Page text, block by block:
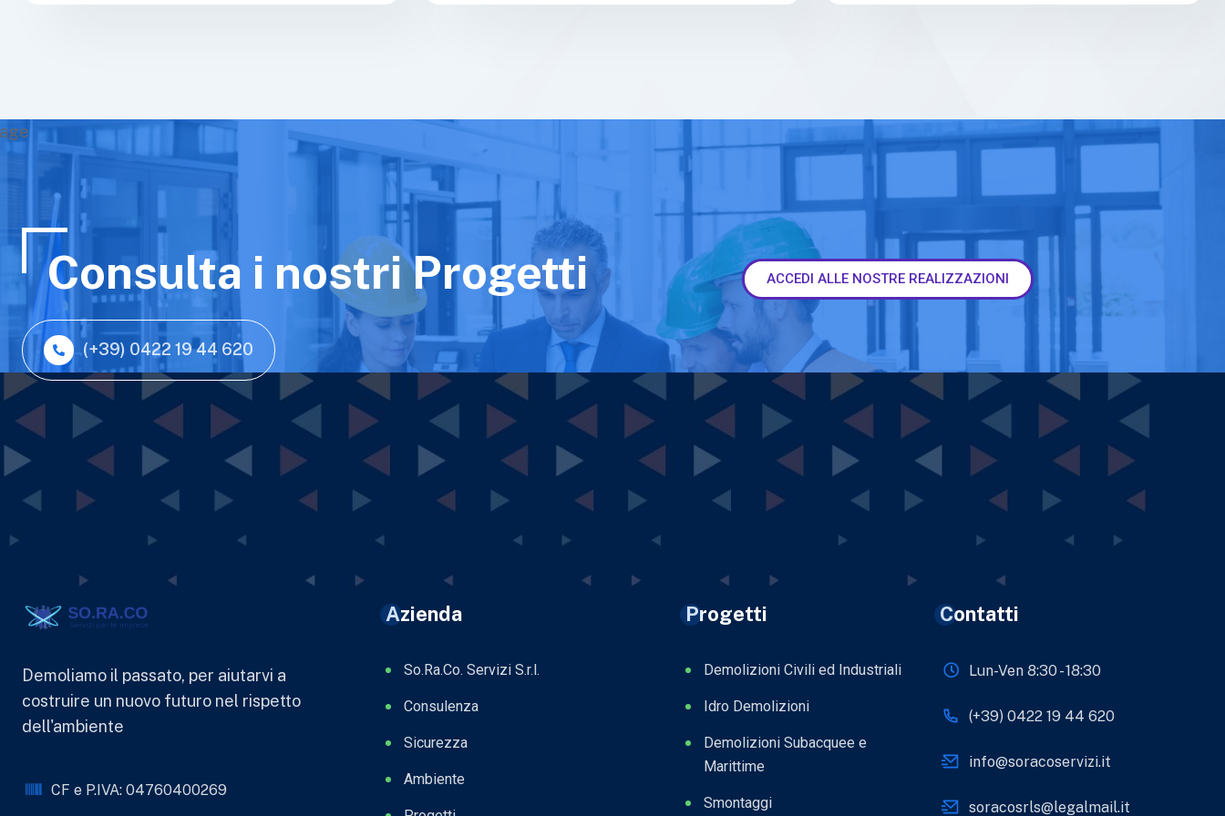
Consulta i nostri Progetti
(+39) 0422 19 44 620
ACCEDI ALLE NOSTRE REALIZZAZIONI
Demoliamo il passato, per aiutarvi a
costruire un nuovo futuro nel rispetto
dell'ambiente
CF e P.IVA: 04760400269
Azienda
So.Ra.Co. Servizi S.r.l.
Consulenza
Sicurezza
Ambiente
Progetti
Demolizioni Civili ed Industriali
Idro Demolizioni
Demolizioni Subacquee e
Marittime
Smontaggi
Contatti
Lun-Ven 8:30 - 18:30
(+39) 0422 19 44 620
info@soracoservizi.it
soracosrls@legalmail.it